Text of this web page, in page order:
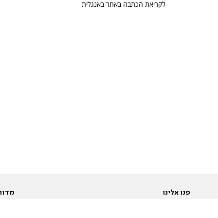
לקריאת הכתבה באתר באנגלית
פנו אלינו